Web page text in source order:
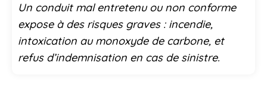
Un conduit mal entretenu ou non conforme
expose à des risques graves : incendie,
intoxication au monoxyde de carbone, et
refus d’indemnisation en cas de sinistre.